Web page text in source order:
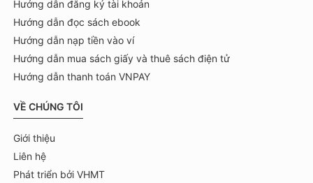
Hướng dẫn đăng ký tài khoản
Hướng dẫn đọc sách ebook
Hướng dẫn nạp tiền vào ví
Hướng dẫn mua sách giấy và thuê sách điện tử
Hướng dẫn thanh toán VNPAY
VỀ CHÚNG TÔI
Giới thiệu
Liên hệ
Phát triển bởi VHMT